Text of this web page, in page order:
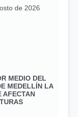
de 2026
MEDIO DEL
MEDELLÍN LA
AFECTAN